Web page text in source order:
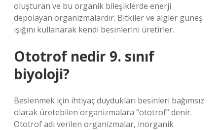
oluşturan ve bu organik bileşiklerde enerji
depolayan organizmalardır. Bitkiler ve algler güneş
ışığını kullanarak kendi besinlerini üretirler.
Ototrof nedir 9. sınıf
biyoloji?
Beslenmek için ihtiyaç duydukları besinleri bağımsız
olarak üretebilen organizmalara “ototrof” denir.
Ototrof adı verilen organizmalar, inorganik